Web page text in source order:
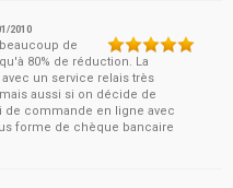
2010
de
80% de réduction. La
un service relais très
aussi si on décide de
de commande en ligne avec
forme de chèque bancaire